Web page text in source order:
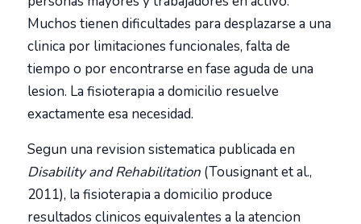
Muchos tienen dificultades para desplazarse a una
clinica por limitaciones funcionales, falta de
tiempo o por encontrarse en fase aguda de una
lesion. La fisioterapia a domicilio resuelve
exactamente esa necesidad.
Segun una revision sistematica publicada en
Disability and Rehabilitation (Tousignant et al.,
2011), la fisioterapia a domicilio produce
resultados clinicos equivalentes a la atencion